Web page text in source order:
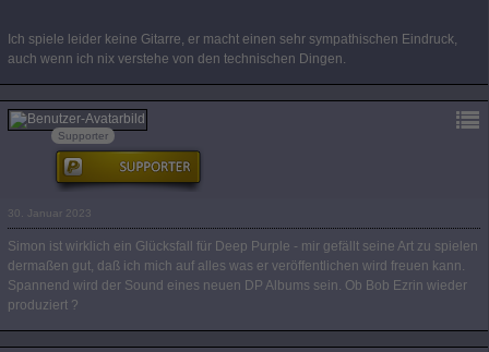
Ich spiele leider keine Gitarre, er macht einen sehr sympathischen Eindruck,
auch wenn ich nix verstehe von den technischen Dingen.
IGFan
Supporter
30. Januar 2023
Simon ist wirklich ein Glücksfall für Deep Purple - mir gefällt seine Art zu spielen
dermaßen gut, daß ich mich auf alles was er veröffentlichen wird freuen kann.
Spannend wird der Sound eines neuen DP Albums sein. Ob Bob Ezrin wieder
produziert ?